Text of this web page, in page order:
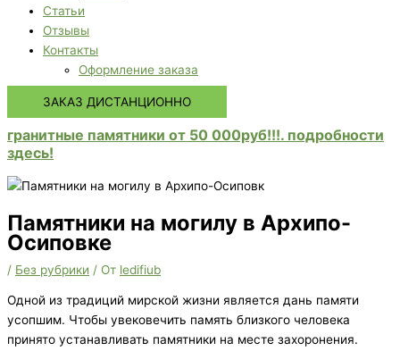
Статьи
Отзывы
Контакты
Оформление заказа
ЗАКАЗ ДИСТАНЦИОННО
гранитные памятники от 50 000руб!!!. подробности
здесь!
Памятники на могилу в Архипо-
Осиповке
/ Без рубрики / От ledifiub
Одной из традиций мирской жизни является дань памяти
усопшим. Чтобы увековечить память близкого человека
принято устанавливать памятники на месте захоронения.